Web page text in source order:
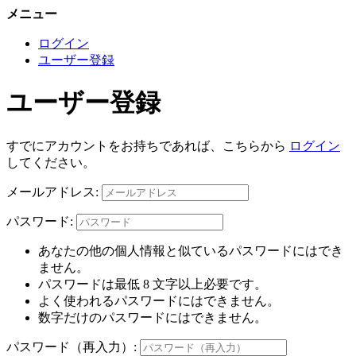
メニュー
ログイン
ユーザー登録
ユーザー登録
すでにアカウントをお持ちであれば、こちらから ログイン
してください。
メールアドレス:
パスワード:
あなたの他の個人情報と似ているパスワードにはでき
ません。
パスワードは最低 8 文字以上必要です。
よく使われるパスワードにはできません。
数字だけのパスワードにはできません。
パスワード（再入力）: